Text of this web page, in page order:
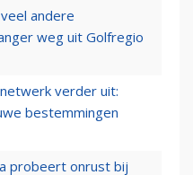
andere
weg uit Golfregio
verder uit:
bestemmingen
probeert onrust bij